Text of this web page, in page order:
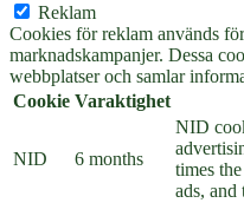
Reklam
Cookies för reklam används
marknadskampanjer. Dessa
webbplatser och samlar
Cookie Varaktighet
NID 6 months
NID
times
ads, and